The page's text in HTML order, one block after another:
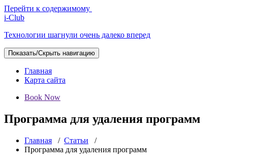
Перейти к содержимому
i-Club
Технологии шагнули очень далеко вперед
Показать/Скрыть навигацию
Главная
Карта сайта
Book Now
Программа для удаления программ
Главная / Статьи /
Программа для удаления программ